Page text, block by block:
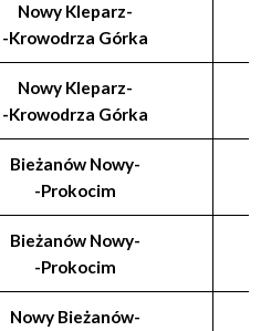
Nowy Kleparz-
-Krowodrza Górka
Nowy Kleparz-
-Krowodrza Górka
Bieżanów Nowy-
-Prokocim
Bieżanów Nowy-
-Prokocim
Nowy Bieżanów-